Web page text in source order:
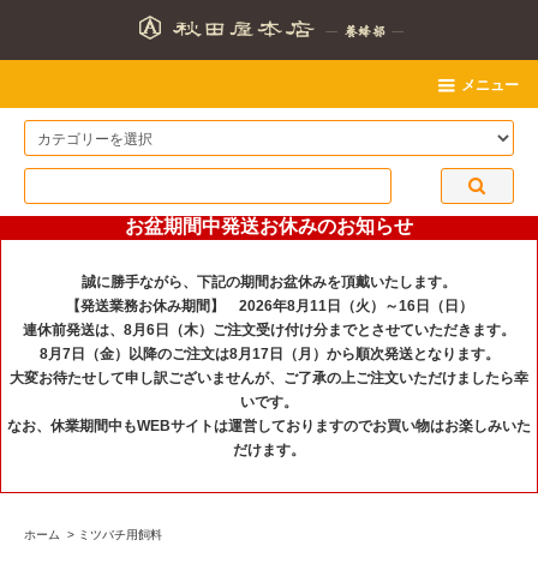
メニュー
お盆期間中発送お休みのお知らせ
誠に勝手ながら、下記の期間お盆休みを頂戴いたします。
【発送業務お休み期間】 2026年8月11日（火）～16日（日）
連休前発送は、8月6日（木）ご注文受け付け分までとさせていただきます。
8月7日（金）以降のご注文は8月17日（月）から順次発送となります。
大変お待たせして申し訳ございませんが、ご了承の上ご注文いただけましたら幸
いです。
なお、休業期間中もWEBサイトは運営しておりますのでお買い物はお楽しみいた
だけます。
ホーム > ミツバチ用飼料